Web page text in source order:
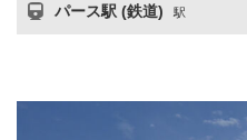
パース駅 (鉄道) 駅